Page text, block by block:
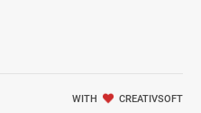
WITH CREATIVSOFT